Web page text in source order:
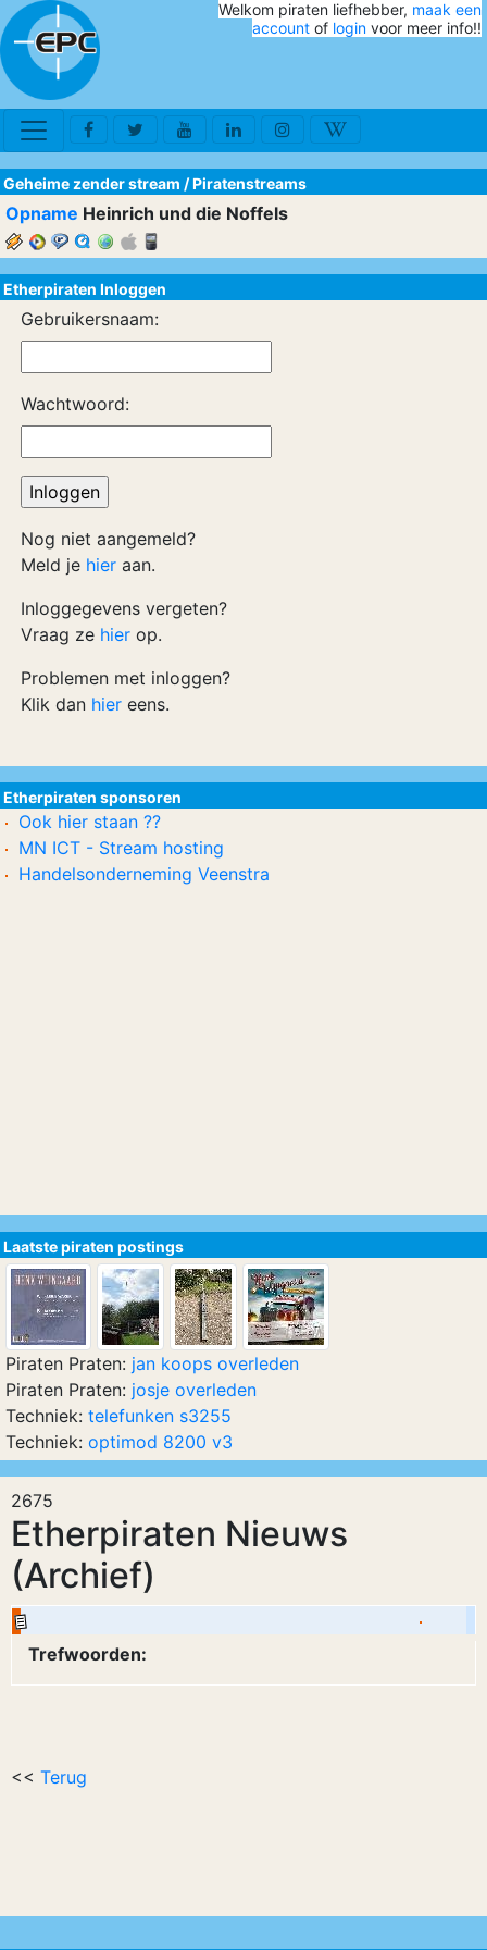
Welkom piraten liefhebber, maak een
account of login voor meer info!!
2675
Etherpiraten Nieuws
(Archief)
Trefwoorden:
<< Terug
Geheime zender stream /Piratenstreams
Opname Heinrich und die Noffels
Etherpiraten Inloggen
Gebruikersnaam:
Wachtwoord:
Nog niet aangemeld?
Meld je hier aan.
Inloggegevens vergeten?
Vraag ze hier op.
Problemen met inloggen?
Klik dan hier eens.
Etherpiraten sponsoren
Ook hier staan ??
MN ICT - Stream hosting
Handelsonderneming Veenstra
Laatste piraten postings
Piraten Praten: jan koops overleden
Piraten Praten: josje overleden
Techniek: telefunken s3255
Techniek: optimod 8200 v3